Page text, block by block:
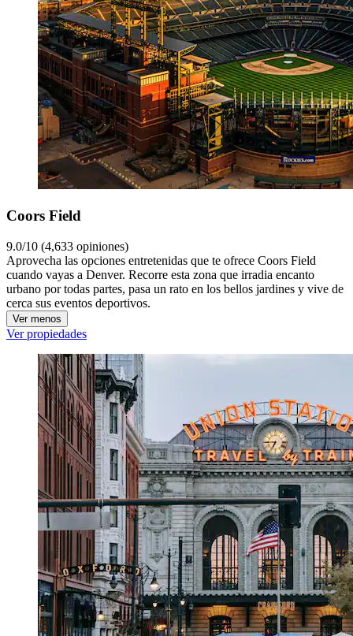
Coors Field
9.0/10 (4,633 opiniones)
Aprovecha las opciones entretenidas que te ofrece Coors Field
cuando vayas a Denver. Recorre esta zona que irradia encanto
urbano por todas partes, pasa un rato en los bellos jardines y vive de
cerca sus eventos deportivos.
Ver menos
Ver propiedades